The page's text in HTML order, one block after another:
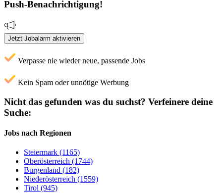
Push-Benachrichtigung!
Jetzt Jobalarm aktivieren
Verpasse nie wieder neue, passende Jobs
Kein Spam oder unnötige Werbung
Nicht das gefunden was du suchst? Verfeinere deine
Suche:
Jobs nach Regionen
Steiermark (1165)
Oberösterreich (1744)
Burgenland (182)
Niederösterreich (1559)
Tirol (945)